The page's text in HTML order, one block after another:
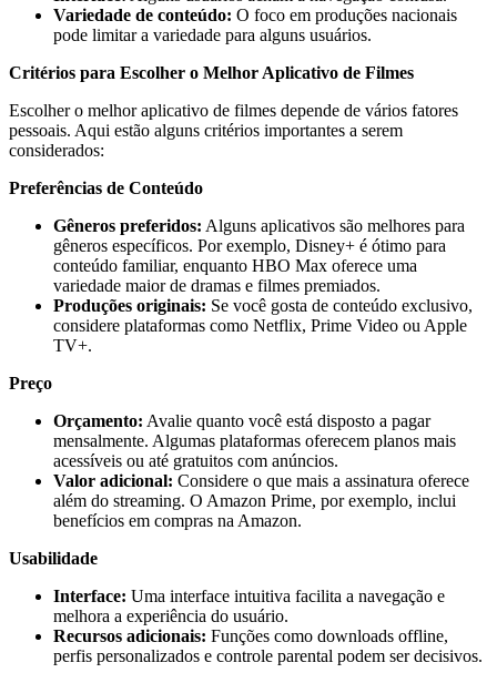
Variedade de conteúdo: O foco em produções nacionais
pode limitar a variedade para alguns usuários.
Critérios para Escolher o Melhor Aplicativo de Filmes
Escolher o melhor aplicativo de filmes depende de vários fatores
pessoais. Aqui estão alguns critérios importantes a serem
considerados:
Preferências de Conteúdo
Gêneros preferidos: Alguns aplicativos são melhores para
gêneros específicos. Por exemplo, Disney+ é ótimo para
conteúdo familiar, enquanto HBO Max oferece uma
variedade maior de dramas e filmes premiados.
Produções originais: Se você gosta de conteúdo exclusivo,
considere plataformas como Netflix, Prime Video ou Apple
TV+.
Preço
Orçamento: Avalie quanto você está disposto a pagar
mensalmente. Algumas plataformas oferecem planos mais
acessíveis ou até gratuitos com anúncios.
Valor adicional: Considere o que mais a assinatura oferece
além do streaming. O Amazon Prime, por exemplo, inclui
benefícios em compras na Amazon.
Usabilidade
Interface: Uma interface intuitiva facilita a navegação e
melhora a experiência do usuário.
Recursos adicionais: Funções como downloads offline,
perfis personalizados e controle parental podem ser decisivos.